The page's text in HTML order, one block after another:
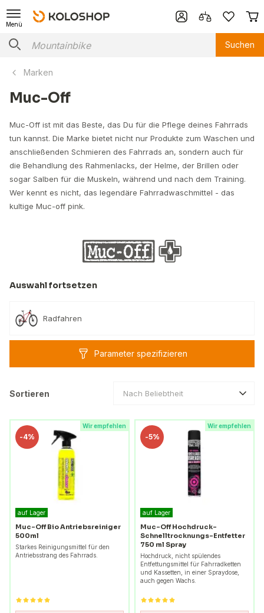
Menü
Suchen
Marken
Muc-Off
Muc-Off ist mit das Beste, das Du für die Pflege deines Fahrrads
tun kannst. Die Marke bietet nicht nur Produkte zum Waschen und
anschließenden Schmieren des Fahrrads an, sondern auch für
die Behandlung des Rahmenlacks, der Helme, der Brillen oder
sogar Salben für die Muskeln, während und nach dem Training.
Wer kennt es nicht, das legendäre Fahrradwaschmittel - das
kultige Muc-off pink.
Auswahl fortsetzen
Radfahren
Parameter spezifizieren
Sortieren Nach Beliebtheit
Wir empfehlen
-4%
auf Lager
Muc-Off Bio Antriebsreiniger
500ml
Starkes Reinigungsmittel für den
Antriebsstrang des Fahrrads.
Wir empfehlen
-5%
auf Lager
Muc-Off Hochdruck-
Schnelltrocknungs-Entfetter
750 ml Spray
Hochdruck, nicht spülendes
Entfettungsmittel für Fahrradketten
und Kassetten, in einer Spraydose,
auch gegen Wachs.